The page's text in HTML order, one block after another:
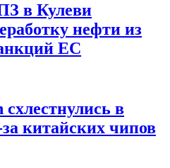
в Кулеви
нефти из
ЕС
в
китайских чипов